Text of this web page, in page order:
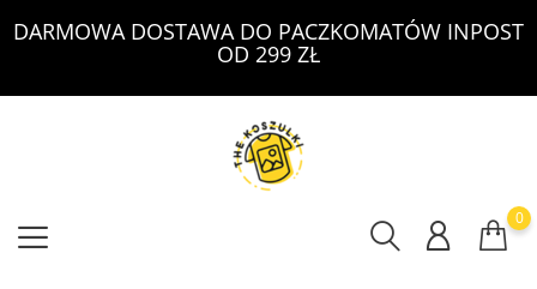
DARMOWA DOSTAWA DO PACZKOMATÓW INPOST
OD 299 ZŁ
0